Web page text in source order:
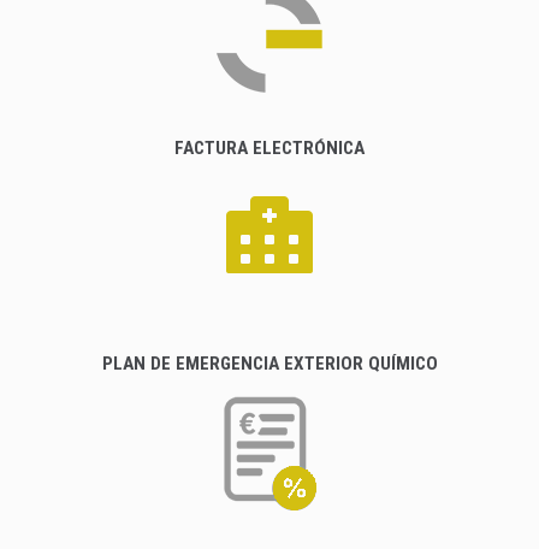
FACTURA ELECTRÓNICA
PLAN DE EMERGENCIA EXTERIOR QUÍMICO